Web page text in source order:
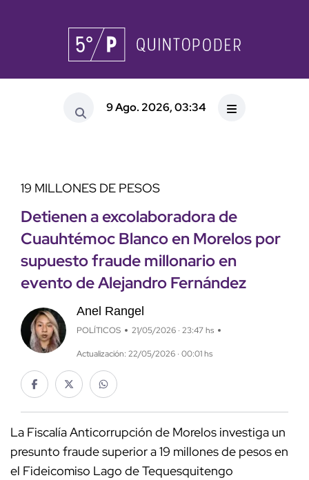
9 Ago. 2026, 03:34
19 MILLONES DE PESOS
Detienen a excolaboradora de
Cuauhtémoc Blanco en Morelos por
supuesto fraude millonario en
evento de Alejandro Fernández
Anel Rangel
POLÍTICOS 21/05/2026 · 23:47 hs
Actualización: 22/05/2026 · 00:01 hs
La Fiscalía Anticorrupción de Morelos investiga un
presunto fraude superior a 19 millones de pesos en
el Fideicomiso Lago de Tequesquitengo